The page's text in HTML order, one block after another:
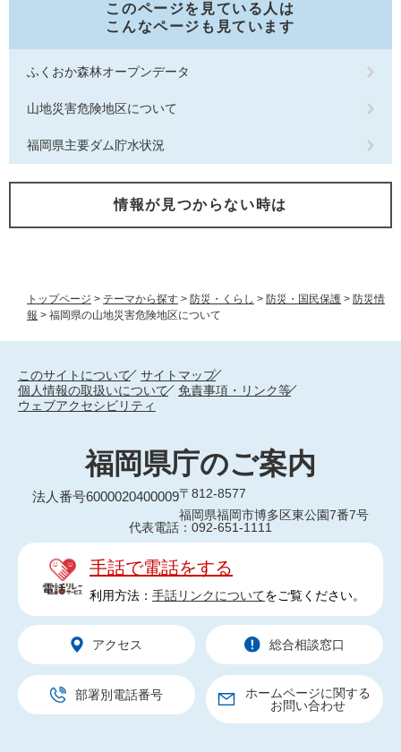
トップページ > テーマから探す > 防災・くらし > 防災・国民保護 > 防災情
報 > 福岡県の山地災害危険地区について
このページを見ている人は
こんなページも見ています
ふくおか森林オープンデータ
山地災害危険地区について
福岡県主要ダム貯水状況
情報が見つからない時は
このサイトについて
サイトマップ
個人情報の取扱いについて
免責事項・リンク等
ウェブアクセシビリティ
福岡県庁のご案内
法人番号6000020400009〒812-8577
福岡県福岡市博多区東公園7番7号
代表電話：092-651-1111
手話で電話をする
利用方法： 手話リンクについてをご覧ください。
アクセス 総合相談窓口
部署別電話番号
ホームページに関する
お問い合わせ